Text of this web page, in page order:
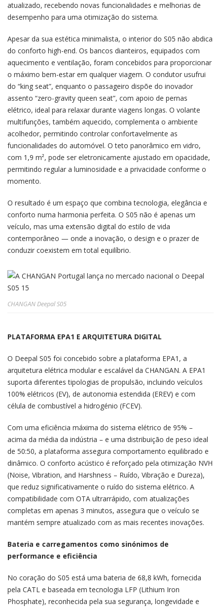
atualizado, recebendo novas funcionalidades e melhorias de
desempenho para uma otimização do sistema.
Apesar da sua estética minimalista, o interior do S05 não abdica
do conforto high-end. Os bancos dianteiros, equipados com
aquecimento e ventilação, foram concebidos para proporcionar
o máximo bem-estar em qualquer viagem. O condutor usufrui
do “king seat”, enquanto o passageiro dispõe do inovador
assento “zero-gravity queen seat”, com apoio de pernas
elétrico, ideal para relaxar durante viagens longas. O volante
multifunções, também aquecido, complementa o ambiente
acolhedor, permitindo controlar confortavelmente as
funcionalidades do automóvel. O teto panorâmico em vidro,
com 1,9 m², pode ser eletronicamente ajustado em opacidade,
permitindo regular a luminosidade e a privacidade conforme o
momento.
O resultado é um espaço que combina tecnologia, elegância e
conforto numa harmonia perfeita. O S05 não é apenas um
veículo, mas uma extensão digital do estilo de vida
contemporâneo — onde a inovação, o design e o prazer de
conduzir coexistem em total equilíbrio.
CHANGAN Deepal S05
PLATAFORMA EPA1 E ARQUITETURA DIGITAL
O Deepal S05 foi concebido sobre a plataforma EPA1, a
arquitetura elétrica modular e escalável da CHANGAN. A EPA1
suporta diferentes tipologias de propulsão, incluindo veículos
100% elétricos (EV), de autonomia estendida (EREV) e com
célula de combustível a hidrogénio (FCEV).
Com uma eficiência máxima do sistema elétrico de 95% –
acima da média da indústria – e uma distribuição de peso ideal
de 50:50, a plataforma assegura comportamento equilibrado e
dinâmico. O conforto acústico é reforçado pela otimização NVH
(Noise, Vibration, and Harshness – Ruído, Vibração e Dureza),
que reduz significativamente o ruído do sistema elétrico. A
compatibilidade com OTA ultrarrápido, com atualizações
completas em apenas 3 minutos, assegura que o veículo se
mantém sempre atualizado com as mais recentes inovações.
Bateria e carregamentos como sinónimos de
performance e eficiência
No coração do S05 está uma bateria de 68,8 kWh, fornecida
pela CATL e baseada em tecnologia LFP (Lithium Iron
Phosphate), reconhecida pela sua segurança, longevidade e